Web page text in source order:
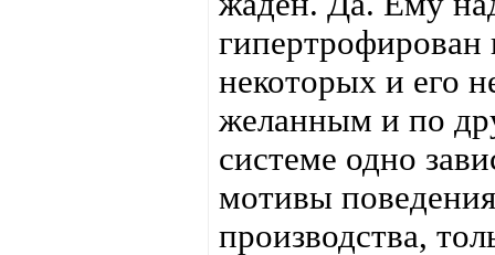
гипертрофирован
некоторых и его
желанным и по
системе одно
мотивы
производства,